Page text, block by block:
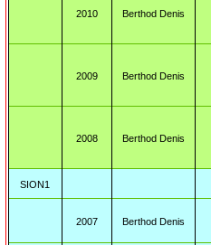
2010 Berthod Denis
2009 Berthod Denis
2008 Berthod Denis
SION1
2007 Berthod Denis